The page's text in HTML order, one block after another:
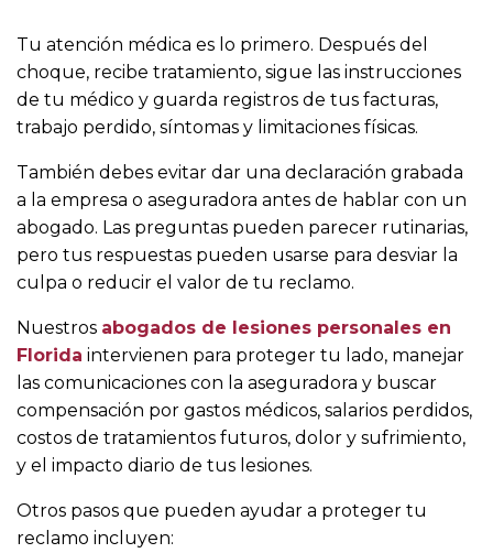
Tu atención médica es lo primero. Después del
choque, recibe tratamiento, sigue las instrucciones
de tu médico y guarda registros de tus facturas,
trabajo perdido, síntomas y limitaciones físicas.
También debes evitar dar una declaración grabada
a la empresa o aseguradora antes de hablar con un
abogado. Las preguntas pueden parecer rutinarias,
pero tus respuestas pueden usarse para desviar la
culpa o reducir el valor de tu reclamo.
Nuestros abogados de lesiones personales en
Florida intervienen para proteger tu lado, manejar
las comunicaciones con la aseguradora y buscar
compensación por gastos médicos, salarios perdidos,
costos de tratamientos futuros, dolor y sufrimiento,
y el impacto diario de tus lesiones.
Otros pasos que pueden ayudar a proteger tu
reclamo incluyen: